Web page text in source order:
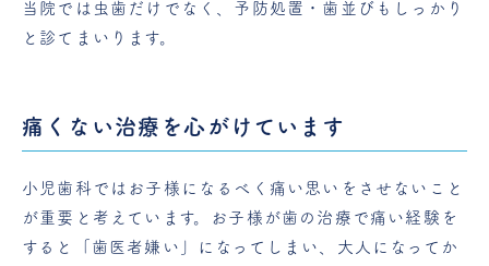
当院では虫歯だけでなく、予防処置・歯並びもしっかり
と診てまいります。
痛くない治療を心がけています
小児歯科ではお子様になるべく痛い思いをさせないこと
が重要と考えています。お子様が歯の治療で痛い経験を
すると「歯医者嫌い」になってしまい、大人になってか